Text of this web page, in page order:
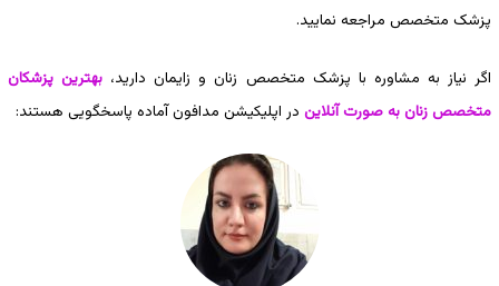
پزشک متخصص مراجعه نمایید.
اگر نیاز به مشاوره با پزشک متخصص زنان و زایمان دارید، بهترین پزشکان
متخصص زنان به صورت آنلاین در اپلیکیشن مدافون آماده پاسخگویی هستند: